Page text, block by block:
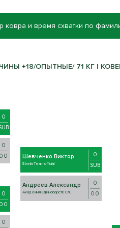
ковра и время схватки по
+18/ОПЫТНЫЕ/ 71 КГ |
0
0
0 0
0
0 0
0
Шевченко Виктор
Strela Team official
0
SUB
Андреев Александр
Академия Единоборств Сл...
0
0 0